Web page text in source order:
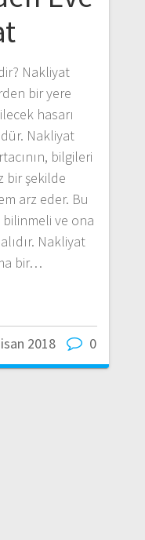
Nakliyat
bir yere
hasarı
Nakliyat
bilgileri
bir şekilde
arz eder. Bu
ve ona
Nakliyat
bir…
2018 0